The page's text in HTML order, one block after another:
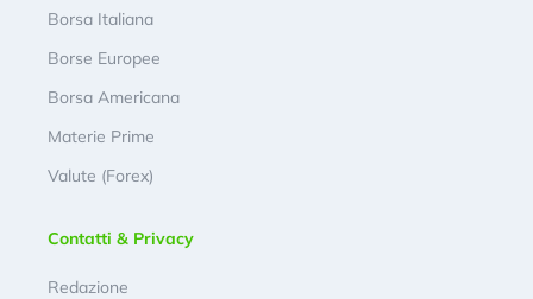
Borsa Italiana
Borse Europee
Borsa Americana
Materie Prime
Valute (Forex)
Contatti & Privacy
Redazione